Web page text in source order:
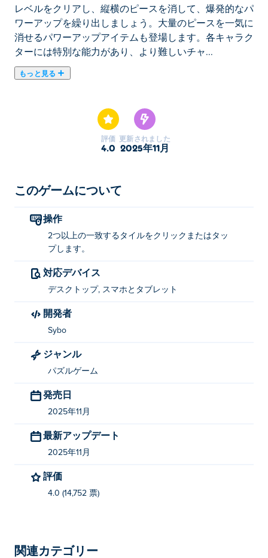
レベルをクリアし、縦横のピースを消して、爆発的なパ
ワーアップを繰り出しましょう。大量のピースを一気に
消せるパワーアップアイテムも登場します。各キャラク
ターには特別な能力があり、より難しいチャ...
もっと見る
ブウェイ・サーファーズキャラクターたちとチームを組
んでプレイする、カラフルなマージパズルゲームです。
2つ以上のマッチするアイテムをタップして、鮮やかな
消せるパワーアップアイテムも登場します。各キャラク
リアできます。マッチして、ブラストして、思いっきり
楽しんでみませんか？
Subway Surfers Blast の遊び方
2 つ以上の一致するタイルをクリックまたはタップしま
Subway Surfers Blast を作成したのは何です
Subway Surfers BlastはSyboによって開発されました。
他のゲームもプレイできます。 Poki (ポキ):
Surfers ！
Subway Surfers Blastを無料でプレイするには
どうすればいいですか?
Poki では Subway Surfers Blast を無料でプレイできま
Subway Surfers Blast はモバイル デバイスとデ
タブレットなどのモバイル デバイスでプレイできま
評価
4.0
更新されました
2025年11月
このゲームについて
操作
2つ以上の一致するタイルをクリックまたはタッ
プします。
対応デバイス
デスクトップ, スマホとタブレット
開発者
Sybo
ジャンル
パズルゲーム
発売日
2025年11月
最新アップデート
2025年11月
評価
4.0 (14,752 票)
関連カテゴリー